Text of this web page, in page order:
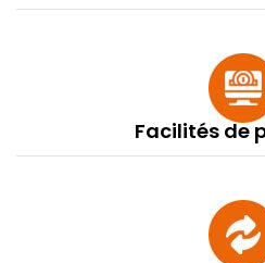
Facilités de